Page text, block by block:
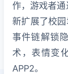
作，游戏者
新扩展了校
事件链解锁
术，表情变
APP2。